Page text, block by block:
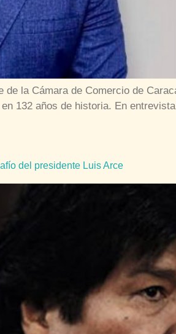
la Cámara de Comercio de
132 años de historia. En
del presidente Luis Arce